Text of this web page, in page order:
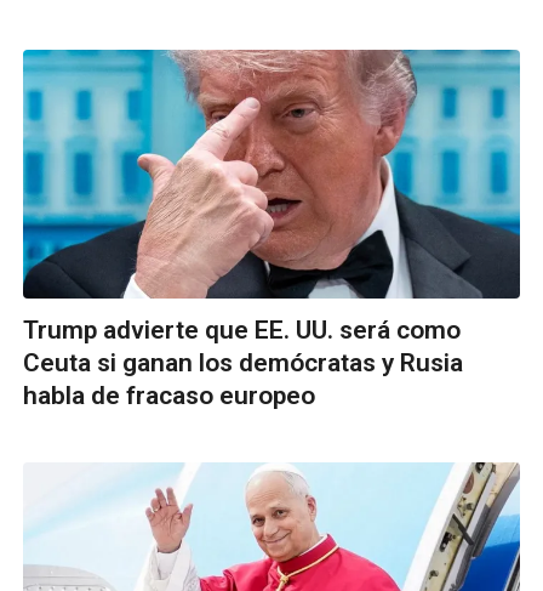
Trump advierte que EE. UU. será como
Ceuta si ganan los demócratas y Rusia
habla de fracaso europeo